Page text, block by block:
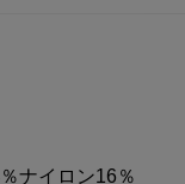
ナイロン16％